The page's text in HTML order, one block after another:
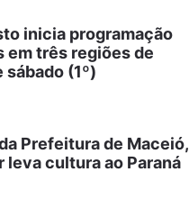
inicia programação
em três regiões de
(1º)
Prefeitura de Maceió,
leva cultura ao Paraná